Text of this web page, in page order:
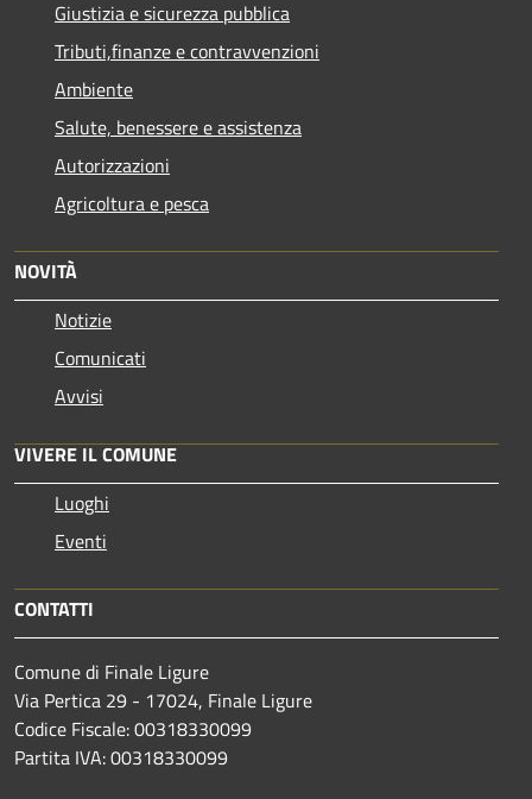
Giustizia e sicurezza pubblica
Tributi,finanze e contravvenzioni
Ambiente
Salute, benessere e assistenza
Autorizzazioni
Agricoltura e pesca
NOVITÀ
Notizie
Comunicati
Avvisi
VIVERE IL COMUNE
Luoghi
Eventi
CONTATTI
Comune di Finale Ligure
Via Pertica 29 - 17024, Finale Ligure
Codice Fiscale: 00318330099
Partita IVA: 00318330099